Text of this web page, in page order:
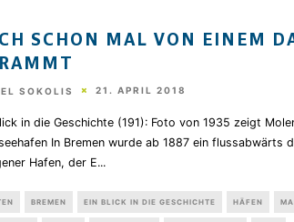
SCHON MAL VON EINEM
SOKOLIS 21. APRIL 2018
in die Geschichte (191): Foto von 1935 zeigt
In Bremen wurde ab 1887 ein flussabwärts
Hafen, der E...
BREMEN EIN BLICK IN DIE GESCHICHTE HÄFEN